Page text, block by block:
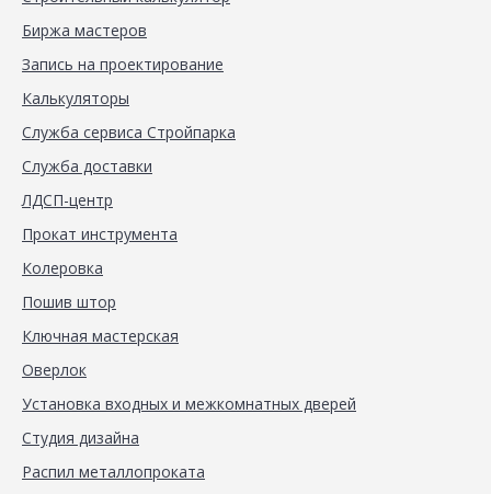
Биржа мастеров
Запись на проектирование
Калькуляторы
Служба сервиса Стройпарка
Служба доставки
ЛДСП-центр
Прокат инструмента
Колеровка
Пошив штор
Ключная мастерская
Оверлок
Установка входных и межкомнатных дверей
Студия дизайна
Распил металлопроката